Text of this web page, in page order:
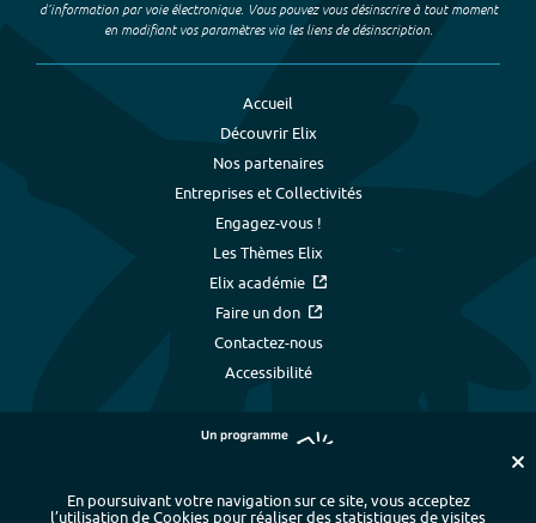
d’information par voie électronique. Vous pouvez vous désinscrire à tout moment
en modifiant vos paramètres via les liens de désinscription.
Accueil
Découvrir Elix
Nos partenaires
Entreprises et Collectivités
Engagez-vous !
Les Thèmes Elix
Elix académie
Faire un don
Contactez-nous
Accessibilité
En poursuivant votre navigation sur ce site, vous acceptez
l’utilisation de Cookies pour réaliser des statistiques de visites